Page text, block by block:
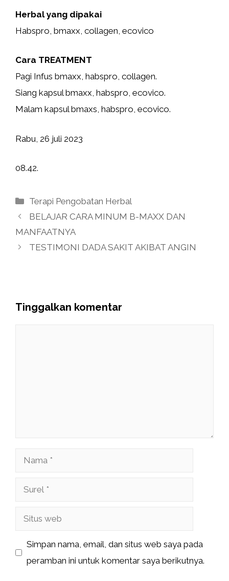
Herbal yang dipakai
Habspro, bmaxx, collagen, ecovico
Cara TREATMENT
Pagi Infus bmaxx, habspro, collagen.
Siang kapsul bmaxx, habspro, ecovico.
Malam kapsul bmaxs, habspro, ecovico.
Rabu, 26 juli 2023
08.42.
Kategori
Terapi Pengobatan Herbal
BELAJAR CARA MINUM B-MAXX DAN
MANFAATNYA
TESTIMONI DADA SAKIT AKIBAT ANGIN
Tinggalkan komentar
Nama
Surel
Situs
Simpan nama, email, dan situs web saya pada
peramban ini untuk komentar saya berikutnya.